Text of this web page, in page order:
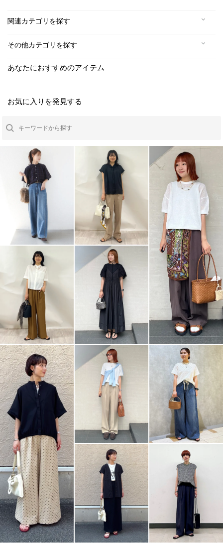
関連カテゴリを探す
その他カテゴリを探す
あなたにおすすめのアイテム
お気に入りを発見する